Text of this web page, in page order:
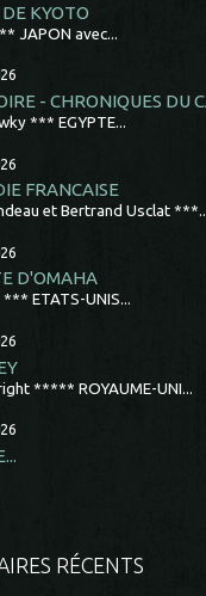
DE KYOTO
JAPON avec...
- CHRONIQUES DU
*** EGYPTE...
FRANCAISE
et Bertrand Usclat
D'OMAHA
ETATS-UNIS...
***** ROYAUME-UNI...
RÉCENTS